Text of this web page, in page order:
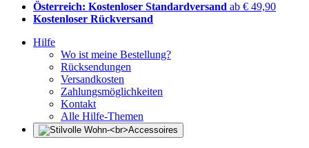
Österreich: Kostenloser Standardversand ab € 49,90
Kostenloser Rückversand
Hilfe
Wo ist meine Bestellung?
Rücksendungen
Versandkosten
Zahlungsmöglichkeiten
Kontakt
Alle Hilfe-Themen